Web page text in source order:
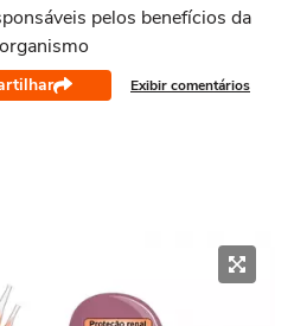
pelos benefícios da
Exibir comentários